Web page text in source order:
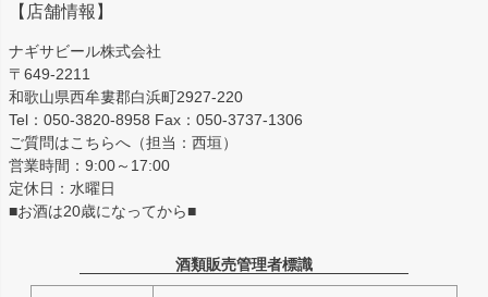
【店舗情報】
ナギサビール株式会社
〒649-2211
和歌山県西牟婁郡白浜町2927-220
Tel：050-3820-8958 Fax：050-3737-1306
ご質問はこちらへ（担当：西垣）
営業時間：9:00～17:00
定休日：水曜日
■お酒は20歳になってから■
酒類販売管理者標識